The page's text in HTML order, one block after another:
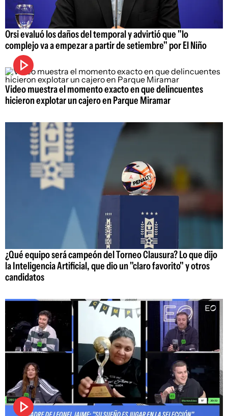
Orsi evaluó los daños del temporal y advirtió que "lo
complejo va a empezar a partir de setiembre" por El Niño
Video muestra el momento exacto en que delincuentes
hicieron explotar un cajero en Parque Miramar
¿Qué equipo será campeón del Torneo Clausura? Lo que dijo
la Inteligencia Artificial, que dio un "claro favorito" y otros
candidatos